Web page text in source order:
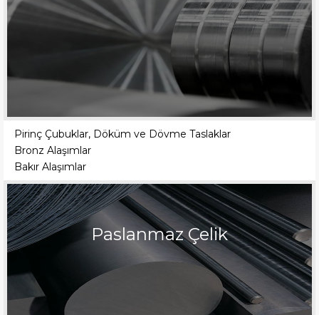
Pirinç Çubuklar, Döküm ve Dövme Taslaklar
Bronz Alaşımlar
Bakır Alaşımlar
Paslanmaz Çelik